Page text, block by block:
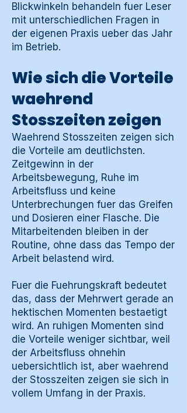
Blickwinkeln behandeln fuer Leser
mit unterschiedlichen Fragen in
der eigenen Praxis ueber das Jahr
im Betrieb.
Wie sich die Vorteile
waehrend
Stosszeiten zeigen
Waehrend Stosszeiten zeigen sich
die Vorteile am deutlichsten.
Zeitgewinn in der
Arbeitsbewegung, Ruhe im
Arbeitsfluss und keine
Unterbrechungen fuer das Greifen
und Dosieren einer Flasche. Die
Mitarbeitenden bleiben in der
Routine, ohne dass das Tempo der
Arbeit belastend wird.
Fuer die Fuehrungskraft bedeutet
das, dass der Mehrwert gerade an
hektischen Momenten bestaetigt
wird. An ruhigen Momenten sind
die Vorteile weniger sichtbar, weil
der Arbeitsfluss ohnehin
uebersichtlich ist, aber waehrend
der Stosszeiten zeigen sie sich in
vollem Umfang in der Praxis.